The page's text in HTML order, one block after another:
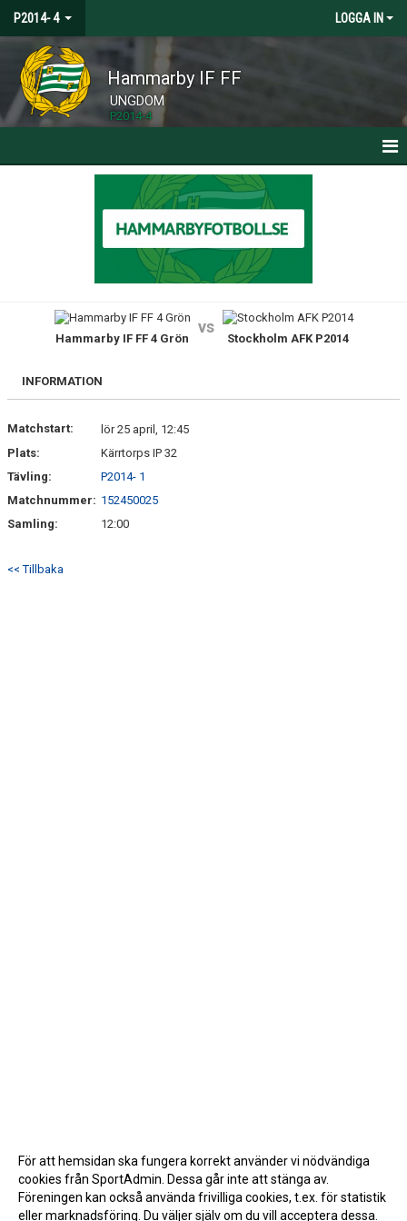
P2014- 4 LOGGA IN
Hammarby IF FF
UNGDOM
P2014-4
TRUPPEN
BILDGALLERI
KONTAKT
Hammarby IF FF 4 Grön
vs
Stockholm AFK P2014
INFORMATION
Matchstart:
lör 25 april, 12:45
Plats:
Kärrtorps IP 32
Tävling:
P2014- 1
Matchnummer: 152450025
Samling:
12:00
<< Tillbaka
För att hemsidan ska fungera korrekt använder vi nödvändiga
cookies från SportAdmin. Dessa går inte att stänga av.
Föreningen kan också använda frivilliga cookies, t.ex. för statistik
eller marknadsföring. Du väljer själv om du vill acceptera dessa.